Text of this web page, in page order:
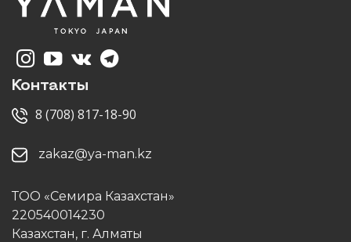
Контакты
8 (708) 817-18-90
zakaz@ya-man.kz
ТОО «Семира Казахстан»
220540014230
Казахстан, г. Алматы